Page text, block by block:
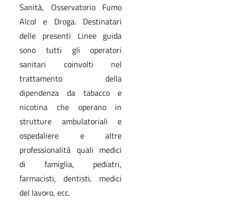
Sanità, Osservatorio Fumo
Alcol e Droga. Destinatari
delle presenti Linee guida
sono tutti gli operatori
sanitari coinvolti nel
trattamento della
dipendenza da tabacco e
nicotina che operano in
strutture ambulatoriali e
ospedaliere e altre
professionalità quali medici
di famiglia, pediatri,
farmacisti, dentisti, medici
del lavoro, ecc.